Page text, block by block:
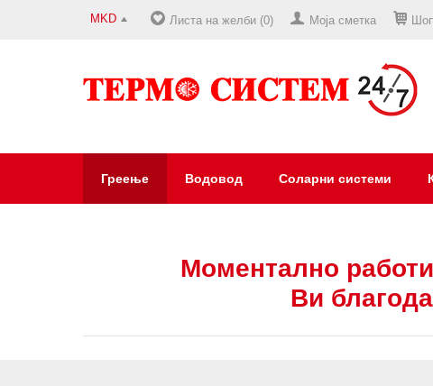
MKD Листа на желби (0) Моја сметка
Греење Водовод Соларни системи
Моментално
Ви